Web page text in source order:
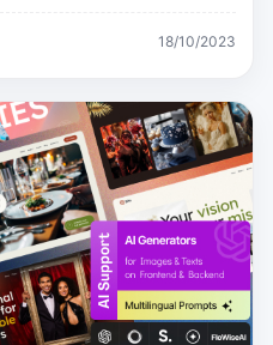
18/10/2023